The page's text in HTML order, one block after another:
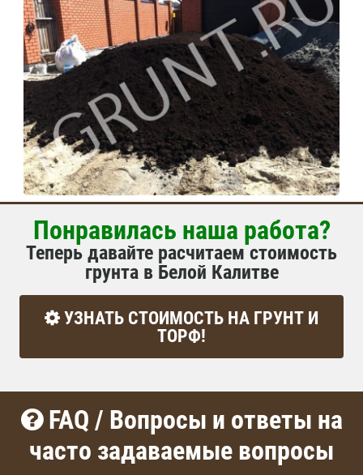
Понравилась наша работа?
Теперь давайте расчитаем стоимость
грунта в Белой Калитве
УЗНАТЬ СТОИМОСТЬ НА ГРУНТ И
ТОРФ!
FAQ / Вопросы и ответы на
часто задаваемые вопросы